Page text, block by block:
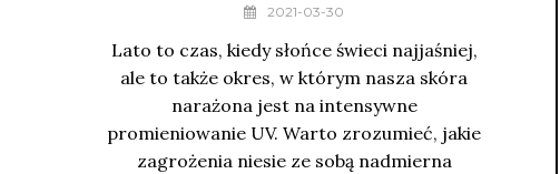
2021-03-30
Lato to czas, kiedy słońce świeci najjaśniej,
ale to także okres, w którym nasza skóra
narażona jest na intensywne
promieniowanie UV. Warto zrozumieć, jakie
zagrożenia niesie ze sobą nadmierna